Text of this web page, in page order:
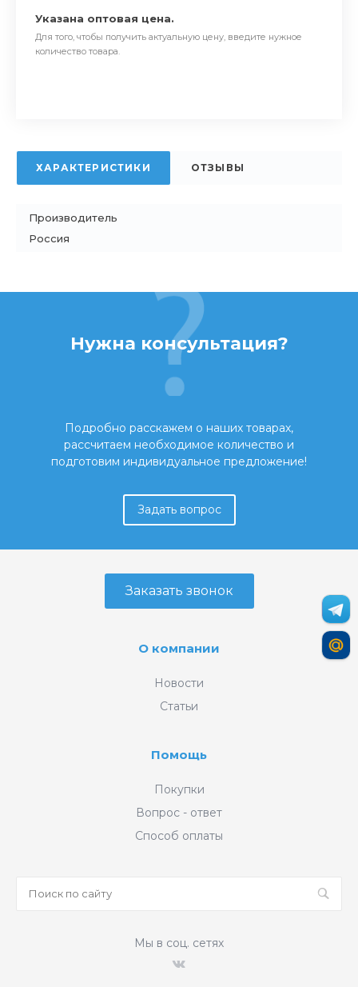
Указана оптовая цена.
Для того, чтобы получить актуальную цену, введите нужное
количество товара.
ХАРАКТЕРИСТИКИ ОТЗЫВЫ
Производитель
Россия
Нужна консультация?
Подробно расскажем о наших товарах,
рассчитаем необходимое количество и
подготовим индивидуальное предложение!
Задать вопрос
Заказать звонок
О компании
Новости
Статьи
Помощь
Покупки
Вопрос - ответ
Способ оплаты
Мы в соц. сетях